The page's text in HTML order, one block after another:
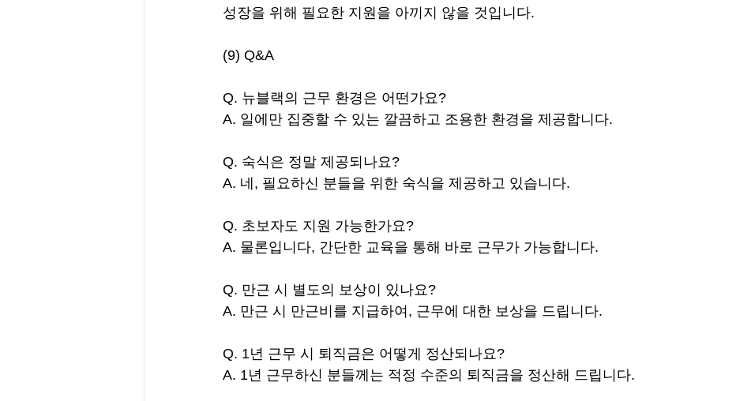
성장을 위해 필요한 지원을 아끼지 않을 것입니다.
(9) Q&A
Q. 뉴블랙의 근무 환경은 어떤가요?
A. 일에만 집중할 수 있는 깔끔하고 조용한 환경을 제공합니다.
Q. 숙식은 정말 제공되나요?
A. 네, 필요하신 분들을 위한 숙식을 제공하고 있습니다.
Q. 초보자도 지원 가능한가요?
A. 물론입니다, 간단한 교육을 통해 바로 근무가 가능합니다.
Q. 만근 시 별도의 보상이 있나요?
A. 만근 시 만근비를 지급하여, 근무에 대한 보상을 드립니다.
Q. 1년 근무 시 퇴직금은 어떻게 정산되나요?
A. 1년 근무하신 분들께는 적정 수준의 퇴직금을 정산해 드립니다.